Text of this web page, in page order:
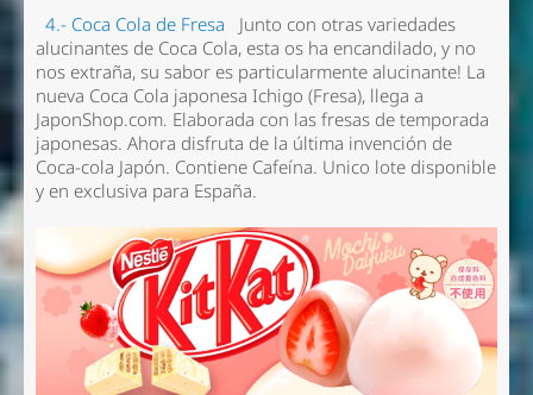
4.- Coca Cola de Fresa Junto con otras variedades
alucinantes de Coca Cola, esta os ha encandilado, y no
nos extraña, su sabor es particularmente alucinante! La
nueva Coca Cola japonesa Ichigo (Fresa), llega a
JaponShop.com. Elaborada con las fresas de temporada
japonesas. Ahora disfruta de la última invención de
Coca-cola Japón. Contiene Cafeína. Unico lote disponible
y en exclusiva para España.